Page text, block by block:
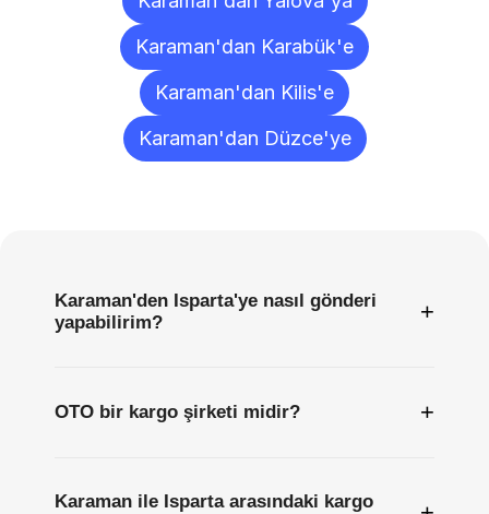
Karaman'dan Karabük'e
Karaman'dan Kilis'e
Karaman'dan Düzce'ye
Karaman'den Isparta'ye nasıl gönderi
yapabilirim?
+
OTO bir kargo şirketi midir? +
Karaman ile Isparta arasındaki kargo